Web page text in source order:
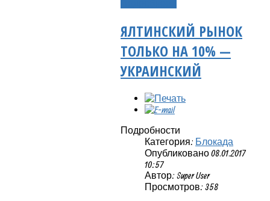
ЯЛТИНСКИЙ РЫНОК
ТОЛЬКО НА 10% —
УКРАИНСКИЙ
Подробности
Категория: Блокада
Опубликовано 08.01.2017
10:57
Автор: Super User
Просмотров: 358